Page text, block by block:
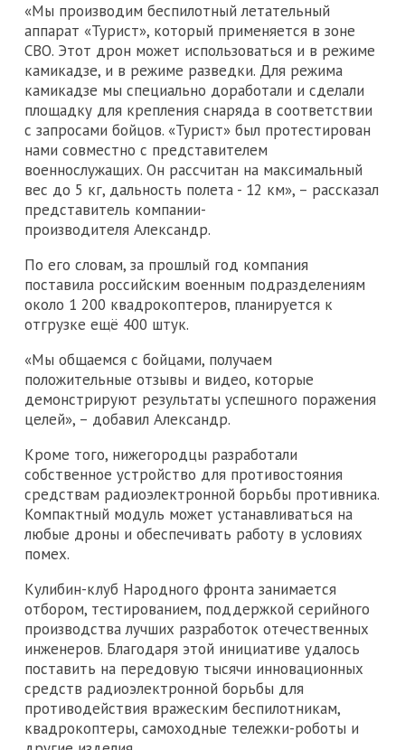
«Мы производим беспилотный летательный
аппарат «Турист», который применяется в зоне
СВО. Этот дрон может использоваться и в режиме
камикадзе, и в режиме разведки. Для режима
камикадзе мы специально доработали и сделали
площадку для крепления снаряда в соответствии
с запросами бойцов. «Турист» был протестирован
нами совместно с представителем
военнослужащих. Он рассчитан на максимальный
вес до 5 кг, дальность полета - 12 км», – рассказал
представитель компании-
производителя Александр.
По его словам, за прошлый год компания
поставила российским военным подразделениям
около 1 200 квадрокоптеров, планируется к
отгрузке ещё 400 штук.
«Мы общаемся с бойцами, получаем
положительные отзывы и видео, которые
демонстрируют результаты успешного поражения
целей», – добавил Александр.
Кроме того, нижегородцы разработали
собственное устройство для противостояния
средствам радиоэлектронной борьбы противника.
Компактный модуль может устанавливаться на
любые дроны и обеспечивать работу в условиях
помех.
Кулибин-клуб Народного фронта занимается
отбором, тестированием, поддержкой серийного
производства лучших разработок отечественных
инженеров. Благодаря этой инициативе удалось
поставить на передовую тысячи инновационных
средств радиоэлектронной борьбы для
противодействия вражеским беспилотникам,
квадрокоптеры, самоходные тележки-роботы и